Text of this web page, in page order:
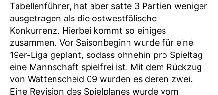
Tabellenführer, hat aber satte 3 Partien weniger
ausgetragen als die ostwestfälische
Konkurrenz. Hierbei kommt so einiges
zusammen. Vor Saisonbeginn wurde für eine
19er-Liga geplant, sodass ohnehin pro Spieltag
eine Mannschaft spielfrei ist. Mit dem Rückzug
von Wattenscheid 09 wurden es deren zwei.
Eine Revision des Spielplanes wurde vom